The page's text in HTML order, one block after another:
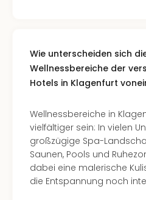
Wie unterscheiden sich
Wellnessbereiche der
Hotels in Klagenfurt
Wellnessbereiche in
vielfältiger sein: In vielen
großzügige Spa-
Saunen, Pools und
dabei eine malerische
die Entspannung noch